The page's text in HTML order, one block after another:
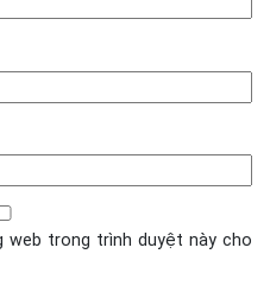
web trong trình duyệt này cho